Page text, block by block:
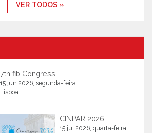
VER TODOS »
7th fib Congress
15 jun 2026, segunda-feira
Lisboa
CINPAR 2026
15 jul 2026, quarta-feira